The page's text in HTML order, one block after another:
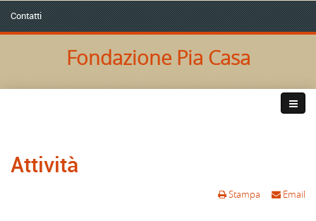
Contatti
Fondazione Pia Casa
Attività
Stampa Email